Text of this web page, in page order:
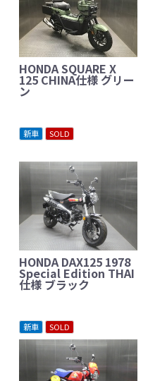
HONDA SQUARE X
125 CHINA仕様 グリー
ン
新車 SOLD
HONDA DAX125 1978
Special Edition THAI
仕様 ブラック
新車 SOLD